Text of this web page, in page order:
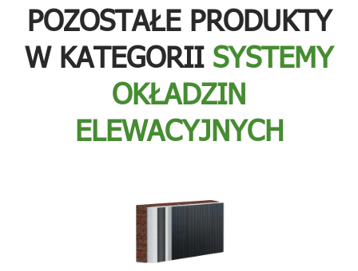
POZOSTAŁE PRODUKTY
W KATEGORII SYSTEMY
OKŁADZIN
ELEWACYJNYCH